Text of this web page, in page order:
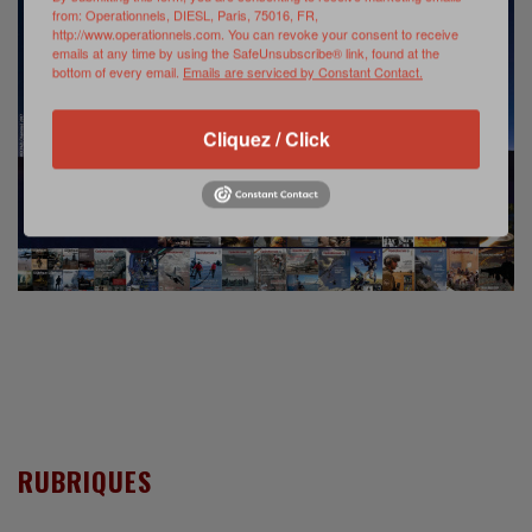
RUBRIQUES
from: Operationnels, DIESL, Paris, 75016, FR,
http://www.operationnels.com. You can revoke your consent to receive
emails at any time by using the SafeUnsubscribe® link, found at the
bottom of every email. Emails are serviced by Constant Contact.
Cliquez / Click